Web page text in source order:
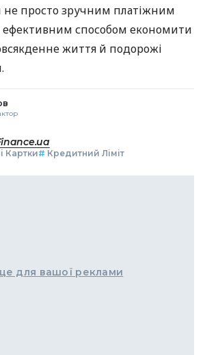
не просто зручним платіжним
ефективним способом економити
життя й подорожі
Картки# Кредитний Ліміт
для вашої реклами